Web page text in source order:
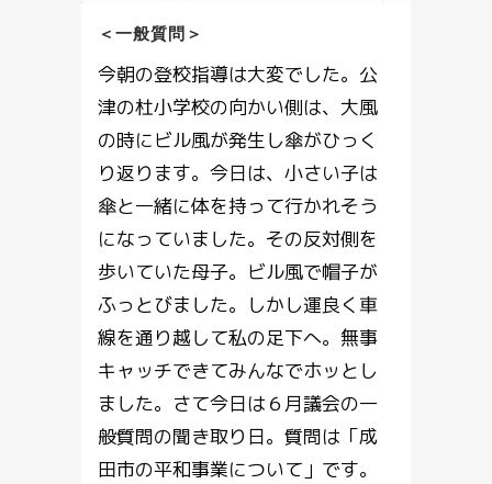
＜一般質問＞
今朝の登校指導は大変でした。公
津の杜小学校の向かい側は、大風
の時にビル風が発生し傘がひっく
り返ります。今日は、小さい子は
傘と一緒に体を持って行かれそう
になっていました。その反対側を
歩いていた母子。ビル風で帽子が
ふっとびました。しかし運良く車
線を通り越して私の足下へ。無事
キャッチできてみんなでホッとし
ました。さて今日は６月議会の一
般質問の聞き取り日。質問は「成
田市の平和事業について」です。